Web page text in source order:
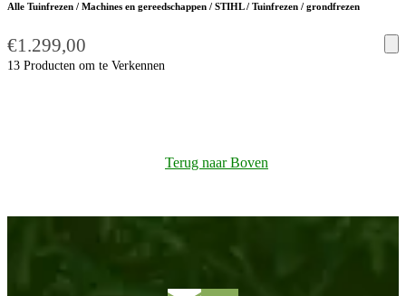
Alle Tuinfrezen / Machines en gereedschappen / STIHL / Tuinfrezen / grondfrezen
€1.299,00
13 Producten om te Verkennen
Terug naar Boven